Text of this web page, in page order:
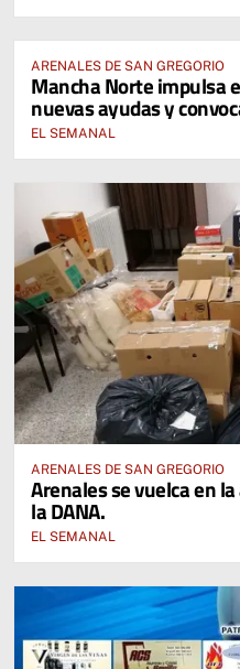
ARENALES DE SAN GREGORIO
Mancha Norte impulsa
nuevas ayudas y
EL SEMANAL
ARENALES DE SAN GREGORIO
Arenales se vuelca en
la DANA.
EL SEMANAL